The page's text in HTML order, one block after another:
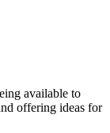
available to
offering ideas for